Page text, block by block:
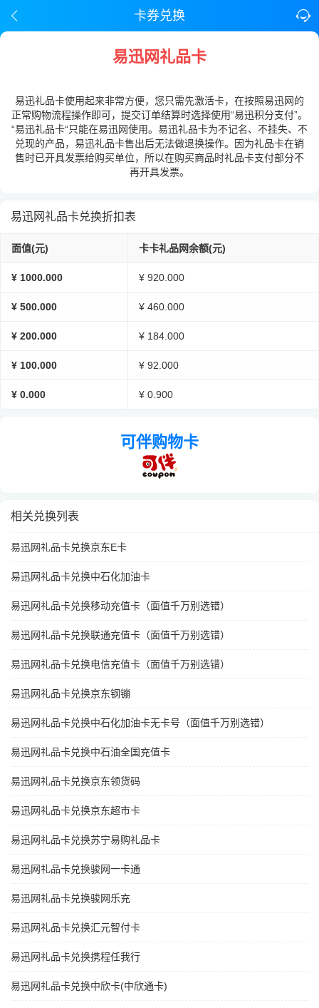
卡券兑换
易迅网礼品卡
易迅礼品卡使用起来非常方便，您只需先激活卡，在按照易迅网的
正常购物流程操作即可，提交订单结算时选择使用“易迅积分支付”。
“易迅礼品卡“只能在易迅网使用。易迅礼品卡为不记名、不挂失、不
兑现的产品，易迅礼品卡售出后无法做退换操作。因为礼品卡在销
售时已开具发票给购买单位，所以在购买商品时礼品卡支付部分不
再开具发票。
易迅网礼品卡兑换折扣表
面值(元) 卡卡礼品网余额(元)
¥ 1000.000 ¥ 920.000
¥ 500.000 ¥ 460.000
¥ 200.000 ¥ 184.000
¥ 100.000 ¥ 92.000
¥ 0.000 ¥ 0.900
可伴购物卡
相关兑换列表
易迅网礼品卡兑换京东E卡
易迅网礼品卡兑换中石化加油卡
易迅网礼品卡兑换移动充值卡（面值千万别选错）
易迅网礼品卡兑换联通充值卡（面值千万别选错）
易迅网礼品卡兑换电信充值卡（面值千万别选错）
易迅网礼品卡兑换京东钢镚
易迅网礼品卡兑换中石化加油卡无卡号（面值千万别选错）
易迅网礼品卡兑换中石油全国充值卡
易迅网礼品卡兑换京东领货码
易迅网礼品卡兑换京东超市卡
易迅网礼品卡兑换苏宁易购礼品卡
易迅网礼品卡兑换骏网一卡通
易迅网礼品卡兑换骏网乐充
易迅网礼品卡兑换汇元智付卡
易迅网礼品卡兑换携程任我行
易迅网礼品卡兑换中欣卡(中欣通卡)